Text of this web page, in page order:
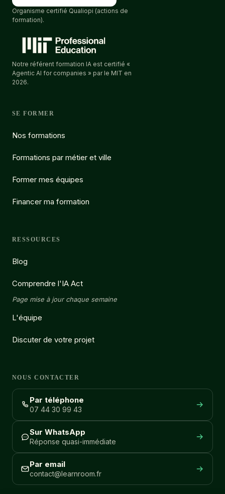
Organisme certifié Qualiopi (actions de
formation).
Notre référent formation IA est certifié «
Agentic AI for companies » par le MIT en
2026.
SE FORMER
Nos formations
Formations par métier et ville
Former mes équipes
Financer ma formation
RESSOURCES
Blog
Comprendre l'IA Act
Page mise à jour chaque semaine
L'équipe
Discuter de votre projet
NOUS CONTACTER
Par téléphone
07 44 30 99 43
Sur WhatsApp
Réponse quasi-immédiate
Par email
contact@learnroom.fr